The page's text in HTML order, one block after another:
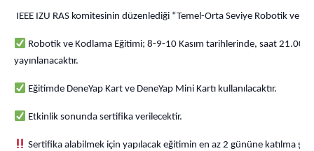
IEEE IZU RAS komitesinin düzenlediği “Temel-Orta Seviye Robotik ve
Robotik ve Kodlama Eğitimi; 8-9-10 Kasım tarihlerinde, saat
yayınlanacaktır.
Eğitimde DeneYap Kart ve DeneYap Mini Kartı kullanılacaktır.
Etkinlik sonunda sertifika verilecektir.
Sertifika alabilmek için yapılacak eğitimin en az 2 gününe katılma